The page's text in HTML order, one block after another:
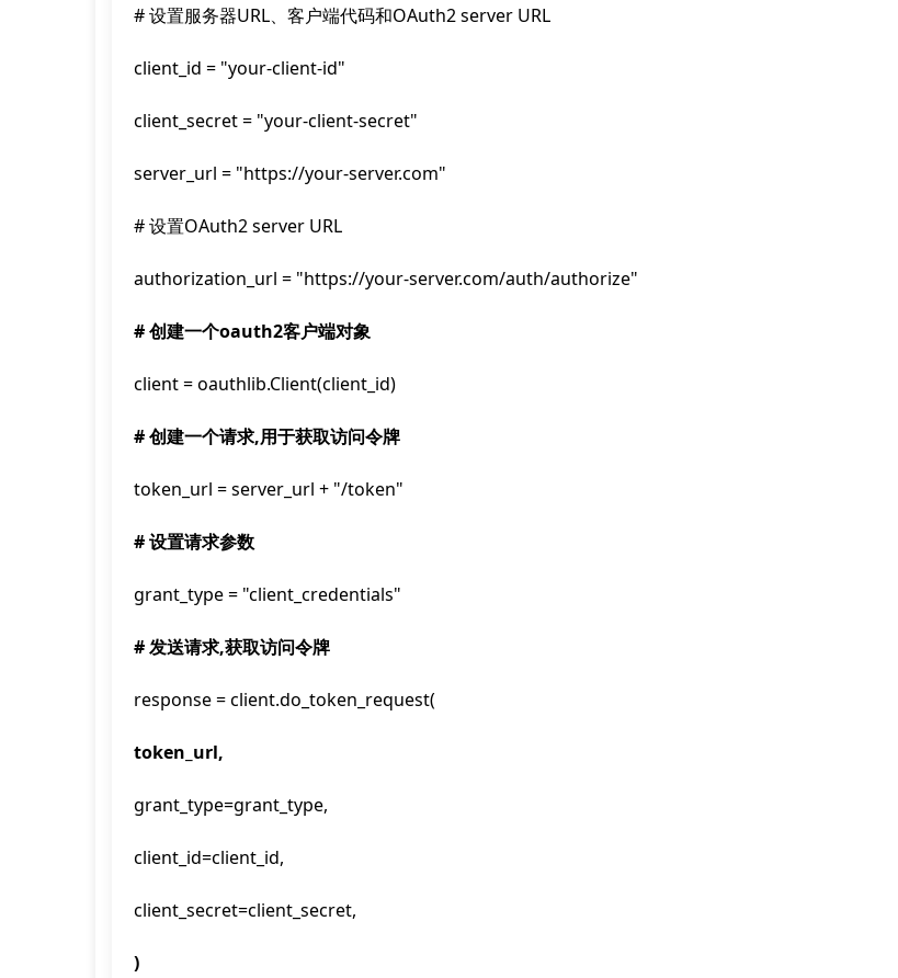
# 设置服务器URL、客户端代码和OAuth2 server URL
client_id = "your-client-id"
client_secret = "your-client-secret"
server_url = "https://your-server.com"
# 设置OAuth2 server URL
authorization_url = "https://your-server.com/auth/authorize"
# 创建一个oauth2客户端对象
client = oauthlib.Client(client_id)
# 创建一个请求,用于获取访问令牌
token_url = server_url + "/token"
# 设置请求参数
grant_type = "client_credentials"
# 发送请求,获取访问令牌
response = client.do_token_request(
token_url,
grant_type=grant_type,
client_id=client_id,
client_secret=client_secret,
)